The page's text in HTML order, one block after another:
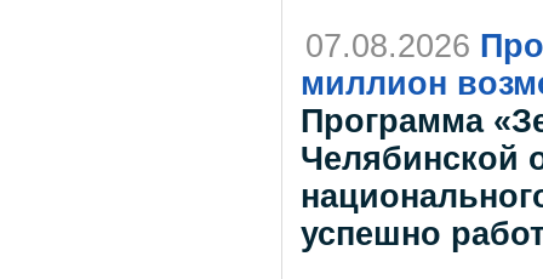
07.08.2026
миллион
Программа
Челябинской
успешно